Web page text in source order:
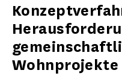
Wohnprojekte